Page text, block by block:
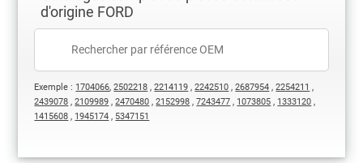
d'origine FORD
Exemple : 1704066,2502218 ,2214119 ,2242510 ,2687954 ,2254211 ,
2439078 ,2109989 ,2470480 ,2152998 ,7243477 , 1073805 , 1333120 ,
1415608 , 1945174 , 5347151